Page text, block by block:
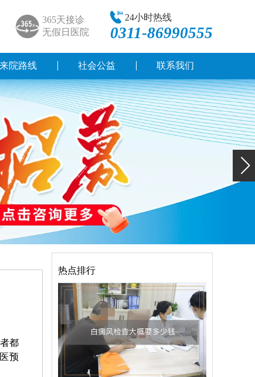
365天接诊
无假日医院
24小时热线
0311-86990555
来院路线 社会公益 联系我们
都
预
热点排行